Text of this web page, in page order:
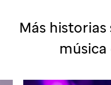
Más
música